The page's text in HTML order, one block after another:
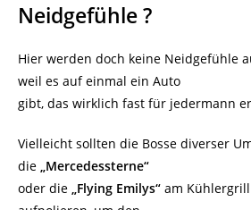
Neidgefühle ?
Hier werden doch keine Neidgefühle
weil es auf einmal ein Auto
gibt, das wirklich fast für jedermann
Vielleicht sollten die Bosse diverser
die „Mercedessterne“
oder die „Flying Emilys“ am